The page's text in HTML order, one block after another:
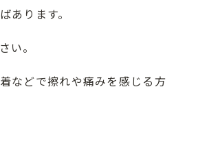
あります。
い。
などで擦れや痛みを感じる方